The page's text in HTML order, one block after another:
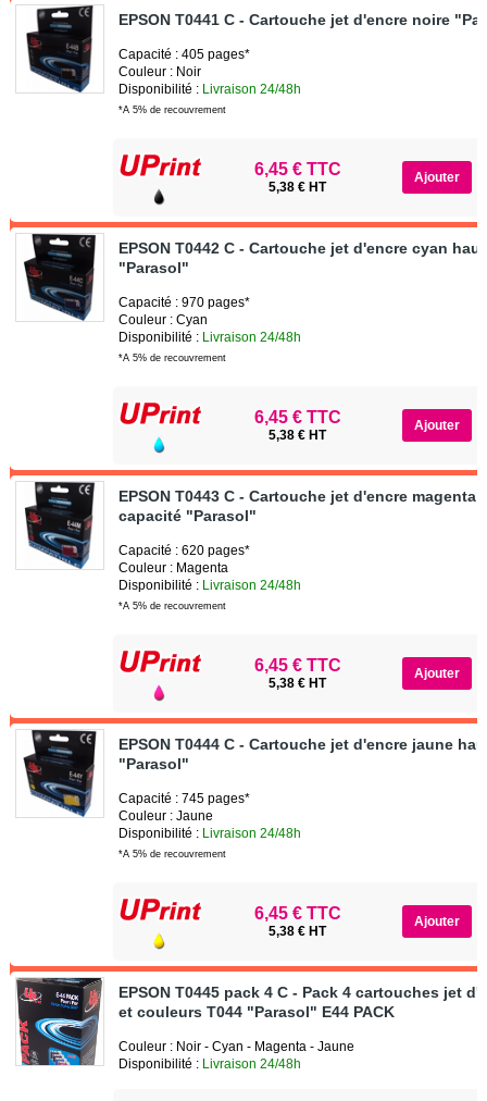
EPSON T0441 C - Cartouche jet d'encre noire
Capacité : 405 pages*
Couleur : Noir
Disponibilité : Livraison 24/48h
*A 5% de recouvrement
6,45 € TTC
5,38 € HT
EPSON T0442 C - Cartouche jet d'encre cyan
"Parasol"
Capacité : 970 pages*
Couleur : Cyan
Disponibilité : Livraison 24/48h
*A 5% de recouvrement
6,45 € TTC
5,38 € HT
EPSON T0443 C - Cartouche jet d'encre magenta
capacité "Parasol"
Capacité : 620 pages*
Couleur : Magenta
Disponibilité : Livraison 24/48h
*A 5% de recouvrement
6,45 € TTC
5,38 € HT
EPSON T0444 C - Cartouche jet d'encre jaune
"Parasol"
Capacité : 745 pages*
Couleur : Jaune
Disponibilité : Livraison 24/48h
*A 5% de recouvrement
6,45 € TTC
5,38 € HT
EPSON T0445 pack 4 C - Pack 4 cartouches jet
et couleurs T044 "Parasol" E44 PACK
Couleur : Noir - Cyan - Magenta - Jaune
Disponibilité : Livraison 24/48h